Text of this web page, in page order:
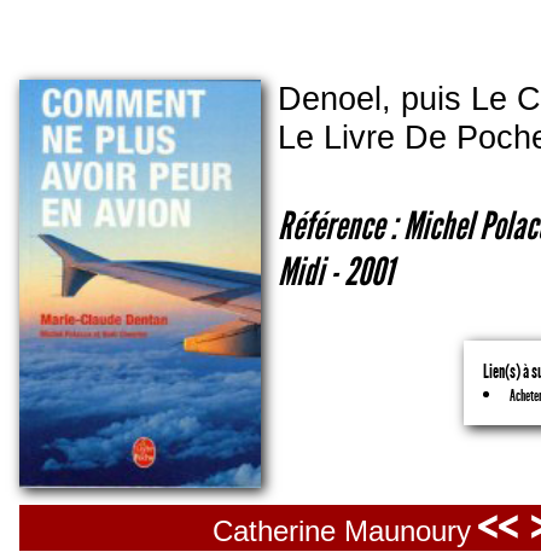
Denoel, puis Le
Le Livre De
Référence : Michel
Midi - 2001
Lien(s) à
Catherine Maunoury <<